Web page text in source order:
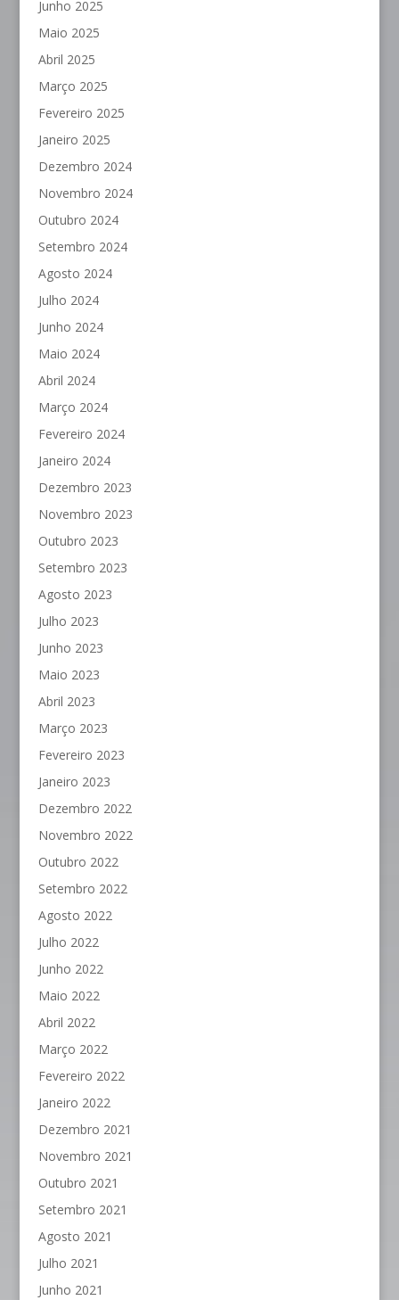
Junho 2025
Maio 2025
Abril 2025
Março 2025
Fevereiro 2025
Janeiro 2025
Dezembro 2024
Novembro 2024
Outubro 2024
Setembro 2024
Agosto 2024
Julho 2024
Junho 2024
Maio 2024
Abril 2024
Março 2024
Fevereiro 2024
Janeiro 2024
Dezembro 2023
Novembro 2023
Outubro 2023
Setembro 2023
Agosto 2023
Julho 2023
Junho 2023
Maio 2023
Abril 2023
Março 2023
Fevereiro 2023
Janeiro 2023
Dezembro 2022
Novembro 2022
Outubro 2022
Setembro 2022
Agosto 2022
Julho 2022
Junho 2022
Maio 2022
Abril 2022
Março 2022
Fevereiro 2022
Janeiro 2022
Dezembro 2021
Novembro 2021
Outubro 2021
Setembro 2021
Agosto 2021
Julho 2021
Junho 2021